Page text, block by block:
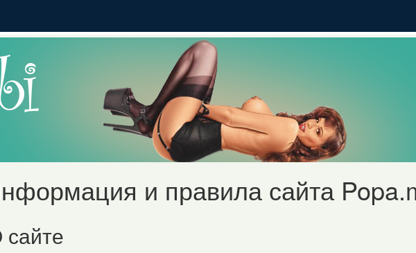
и правила сайта